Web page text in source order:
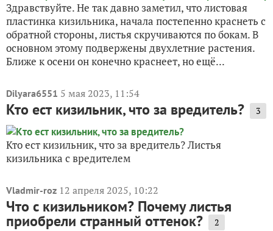
Здравствуйте. Не так давно заметил, что листовая
пластинка кизильника, начала постепенно краснеть с
обратной стороны, листья скручиваются по бокам. В
основном этому подвержены двухлетние растения.
Ближе к осени он конечно краснеет, но ещё...
Dilyara6551 5 мая 2023, 11:54
Кто ест кизильник, что за вредитель? 3
Кто ест кизильник, что за вредитель? Листья
кизильника с вредителем
Vladmir-roz 12 апреля 2025, 10:22
Что с кизильником? Почему листья
приобрели странный оттенок? 2